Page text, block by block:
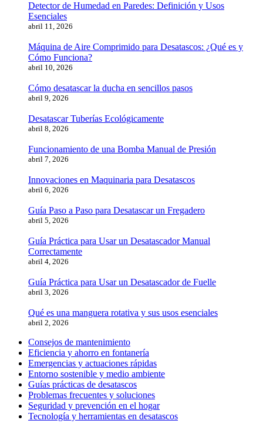
Detector de Humedad en Paredes: Definición y Usos
Esenciales
abril 11, 2026
Máquina de Aire Comprimido para Desatascos: ¿Qué es y
Cómo Funciona?
abril 10, 2026
Cómo desatascar la ducha en sencillos pasos
abril 9, 2026
Desatascar Tuberías Ecológicamente
abril 8, 2026
Funcionamiento de una Bomba Manual de Presión
abril 7, 2026
Innovaciones en Maquinaria para Desatascos
abril 6, 2026
Guía Paso a Paso para Desatascar un Fregadero
abril 5, 2026
Guía Práctica para Usar un Desatascador Manual
Correctamente
abril 4, 2026
Guía Práctica para Usar un Desatascador de Fuelle
abril 3, 2026
Qué es una manguera rotativa y sus usos esenciales
abril 2, 2026
Consejos de mantenimiento
Eficiencia y ahorro en fontanería
Emergencias y actuaciones rápidas
Entorno sostenible y medio ambiente
Guías prácticas de desatascos
Problemas frecuentes y soluciones
Seguridad y prevención en el hogar
Tecnología y herramientas en desatascos